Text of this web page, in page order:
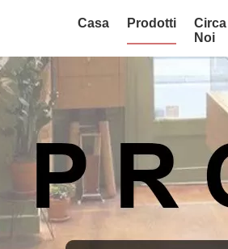
Casa Prodotti
Circa
Noi